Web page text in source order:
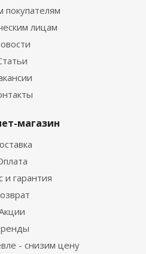
покупателям
лицам
магазин
и гарантия
- снизим цену